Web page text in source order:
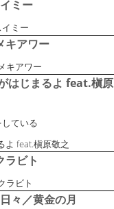
ミー
イミー
キアワー
キアワー
はじまるよ feat.槇原
ている
よ feat.槇原敬之
ラビト
ラビト
々／黄金の月